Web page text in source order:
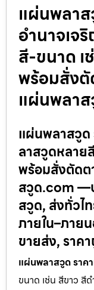
แผ่นพลาส
อำนาจเจ
สี-ขนาด เ
พร้อมสั่งตั
แผ่นพลา
แผ่นพลาสวูด
ลาสวูดหลาย
พร้อมสั่งตัดต
สวูด.com —
สวูด, ส่งทั่วไ
ภายใน–ภาย
ขายส่ง, ราค
แผ่นพลาสวูด ราค
ขนาด เช่น สีขาว สี